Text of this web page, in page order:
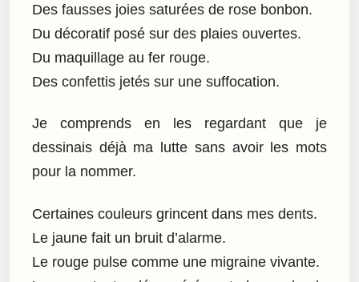
Des fausses joies saturées de rose bonbon.
Du décoratif posé sur des plaies ouvertes.
Du maquillage au fer rouge.
Des confettis jetés sur une suffocation.
Je comprends en les regardant que je
dessinais déjà ma lutte sans avoir les mots
pour la nommer.
Certaines couleurs grincent dans mes dents.
Le jaune fait un bruit d’alarme.
Le rouge pulse comme une migraine vivante.